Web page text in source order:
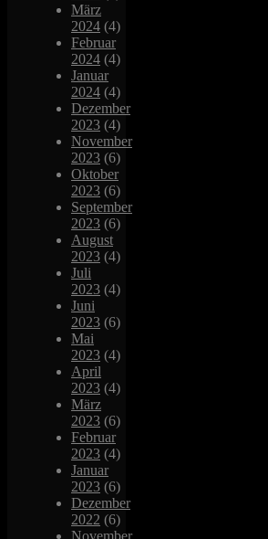
März
2024 (4)
Februar
2024 (4)
Januar
2024 (4)
Dezember
2023 (4)
November
2023 (6)
Oktober
2023 (6)
September
2023 (6)
August
2023 (4)
Juli
2023 (4)
Juni
2023 (6)
Mai
2023 (4)
April
2023 (4)
März
2023 (6)
Februar
2023 (4)
Januar
2023 (6)
Dezember
2022 (6)
November